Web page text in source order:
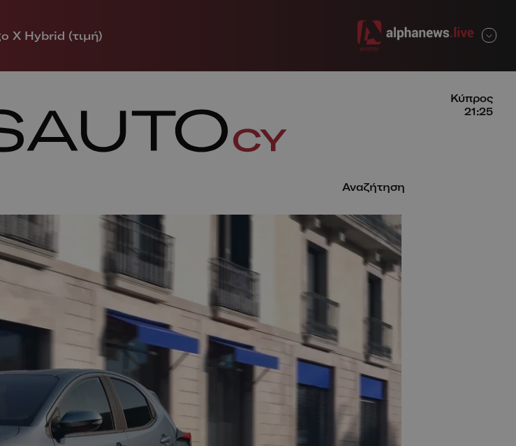
X Hybrid (τιμή)
Αναζήτηση
Κύπρος
21:25
ΚΛΕΙΣΙΜΟ
Ο πρόγονος της Bugatti